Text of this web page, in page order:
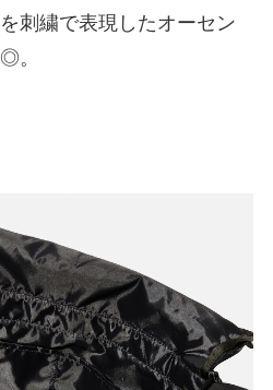
刺繍で表現したオーセン
。